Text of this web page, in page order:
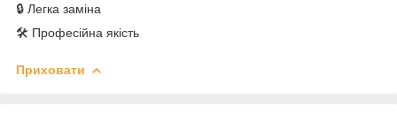
🔒 Легка заміна
🛠️ Професійна якість
Приховати